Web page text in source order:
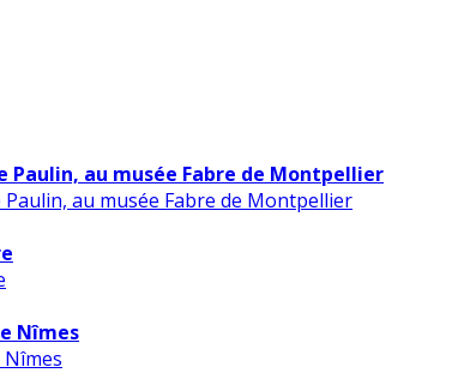
au musée Fabre de Montpellier
Nîmes